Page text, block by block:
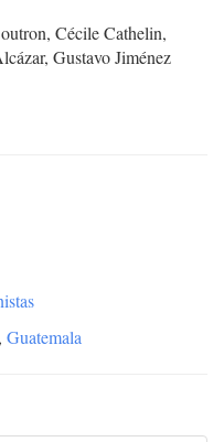
Cécile Cathelin,
Gustavo Jiménez
, Guatemala